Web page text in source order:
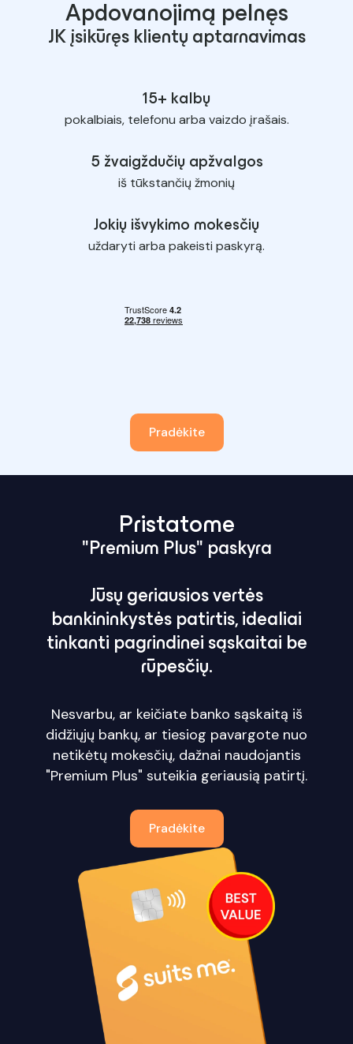
Apdovanojimą pelnęs
JK įsikūręs klientų aptarnavimas
15+ kalbų
pokalbiais, telefonu arba vaizdo įrašais.
5 žvaigždučių apžvalgos
iš tūkstančių žmonių
Jokių išvykimo mokesčių
uždaryti arba pakeisti paskyrą.
Pradėkite
Pristatome
"Premium Plus" paskyra
Jūsų geriausios vertės
bankininkystės patirtis, idealiai
tinkanti pagrindinei sąskaitai be
rūpesčių.
Nesvarbu, ar keičiate banko sąskaitą iš
didžiųjų bankų, ar tiesiog pavargote nuo
netikėtų mokesčių, dažnai naudojantis
"Premium Plus" suteikia geriausią patirtį.
Pradėkite